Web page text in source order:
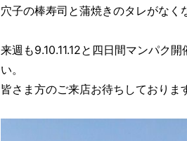
穴子の棒寿司と蒲焼きのタレがなく
来週も9.10.11.12と四日間マンパク
い。
皆さま方のご来店お待ちしておりま